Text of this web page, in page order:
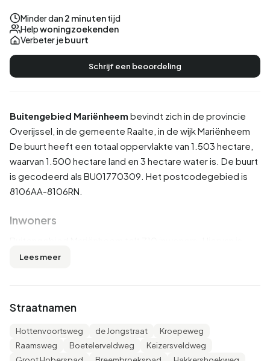
Buitengebied Mariënheem bevindt zich in de provincie
Overijssel , in de gemeente Raalte , in de wijkMariënheem
De buurt heeft een totaal oppervlakte van 1.503 hectare,
waarvan 1.500 hectare land en 3 hectare water is. De buurt
is gecodeerd als BU01770309. Het postcodegebied is
8106AA-8106RN.
Inwoners
53,5% man en 46,5% vrouw. De meeste inwoners zijn 45
44,4% is ongehuwd, 47,2% is gehuwd, 3,5% is gescheiden
en 4,2% is verweduwd. 690 inwoners komen uit
Nederland, 10 komen uit Europa en 5 komen uit landen
Lees meer
Straatnamen
Hottenvoortsweg de Jongstraat
Kroepeweg
Raamsweg
Boetelerveldweg
Keizersveldweg
Minder dan 2 minutentijd
Helpwoningzoekenden
Verbeter jebuurt
Schrijf een beoordeling